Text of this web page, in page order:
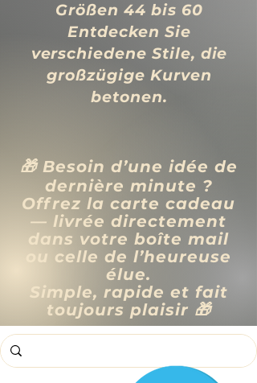
Größen 44 bis 60
Entdecken Sie
verschiedene Stile, die
großzügige Kurven
betonen.
🎁 Besoin d’une idée de
dernière minute ?
Offrez la carte cadeau
— livrée directement
dans votre boîte mail
ou celle de l’heureuse
élue.
Simple, rapide et fait
toujours plaisir 🎁